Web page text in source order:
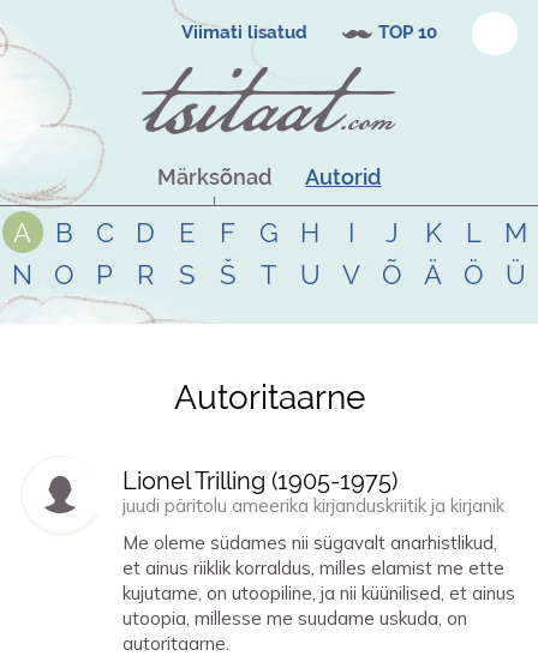
Viimati lisatud TOP 10
Märksõnad Autorid
A B C D E F G H I J K L
M
N
O P R S Š T U V Õ Ä Ö Ü
Tsitaadid teemal autoritaarne
Autoritaarne
Lionel Trilling (1905-1975)
juudi päritolu ameerika kirjanduskriitik ja kirjanik
Me oleme südames nii sügavalt anarhistlikud,
et ainus riiklik korraldus, milles elamist me ette
kujutame, on utoopiline, ja nii küünilised, et ainus
utoopia, millesse me suudame uskuda, on
autoritaarne.